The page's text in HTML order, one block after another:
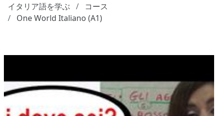
イタリア語を学ぶ
コース
One World Italiano (A1)